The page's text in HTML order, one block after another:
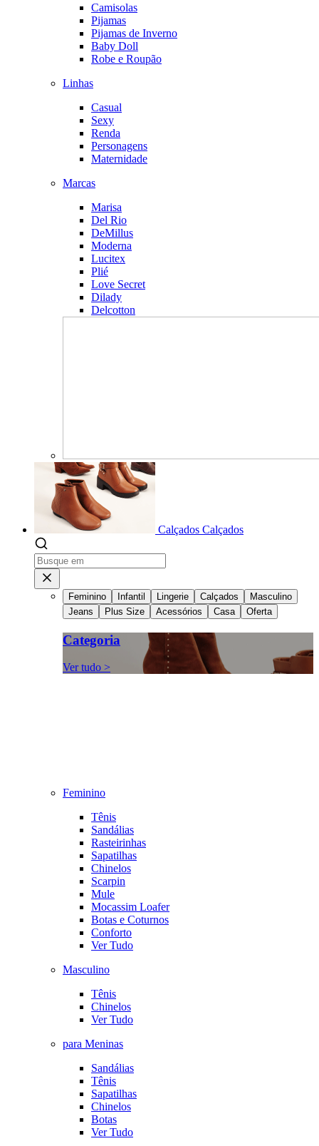
Camisolas
Pijamas
Pijamas de Inverno
Baby Doll
Robe e Roupão
Linhas
Casual
Sexy
Renda
Personagens
Maternidade
Marcas
Marisa
Del Rio
DeMillus
Moderna
Lucitex
Plié
Love Secret
Dilady
Delcotton
Calçados Calçados
Feminino Infantil Lingerie Calçados
Masculino
Jeans
Plus Size Acessórios Casa Oferta
Categoria
Ver tudo >
Feminino
Tênis
Sandálias
Rasteirinhas
Sapatilhas
Chinelos
Scarpin
Mule
Mocassim Loafer
Botas e Coturnos
Conforto
Ver Tudo
Masculino
Tênis
Chinelos
Ver Tudo
para Meninas
Sandálias
Tênis
Sapatilhas
Chinelos
Botas
Ver Tudo